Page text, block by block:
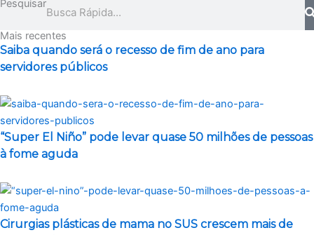
Pesquisar
Mais recentes
Saiba quando será o recesso de fim de ano para
servidores públicos
“Super El Niño” pode levar quase 50 milhões de pessoas
à fome aguda
Cirurgias plásticas de mama no SUS crescem mais de